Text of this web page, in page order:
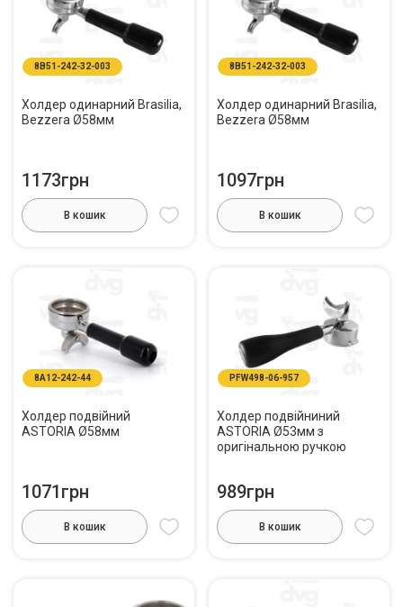
8B51-242-32-003
Холдер одинарний Brasilia,
Bezzera Ø58мм
1173грн
В кошик
8B51-242-32-003
Холдер одинарний Brasilia,
Bezzera Ø58мм
1097грн
В кошик
8A12-242-44
Холдер подвійний
ASTORIA Ø58мм
1071грн
В кошик
PFW498-06-957
Холдер подвійниний
ASTORIA Ø53мм з
оригінальною ручкою
989грн
В кошик